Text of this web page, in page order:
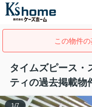
この物件の
タイムズピース・
ティの過去掲載物
1/7